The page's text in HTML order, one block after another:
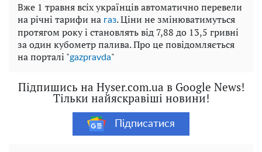
Вже 1 травня всіх українців автоматично перевели
на річні тарифи на газ. Ціни не змінюватимуться
протягом року і становлять від 7,88 до 13,5 гривні
за один кубометр палива. Про це повідомляється
на порталі "gazpravda"
Підпишись на Hyser.com.ua в Google News!
Тільки найяскравіші новини!
Підписатися